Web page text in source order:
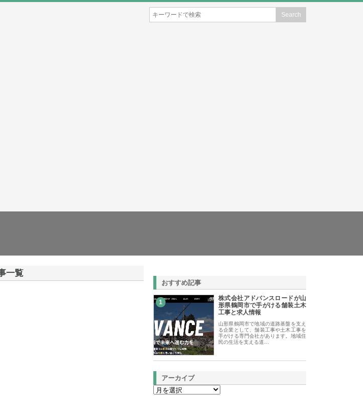
一覧
おすすめ記事
1
株式会社アドバンスロードが山
形県鶴岡市で手がける舗装土木
工事と求人情報
山形県鶴岡市で地域の道路基盤を支え
る企業として、舗装工事や土木工事を
手がける専門会社があります。地域住
民の生活を支える道…
アーカイブ